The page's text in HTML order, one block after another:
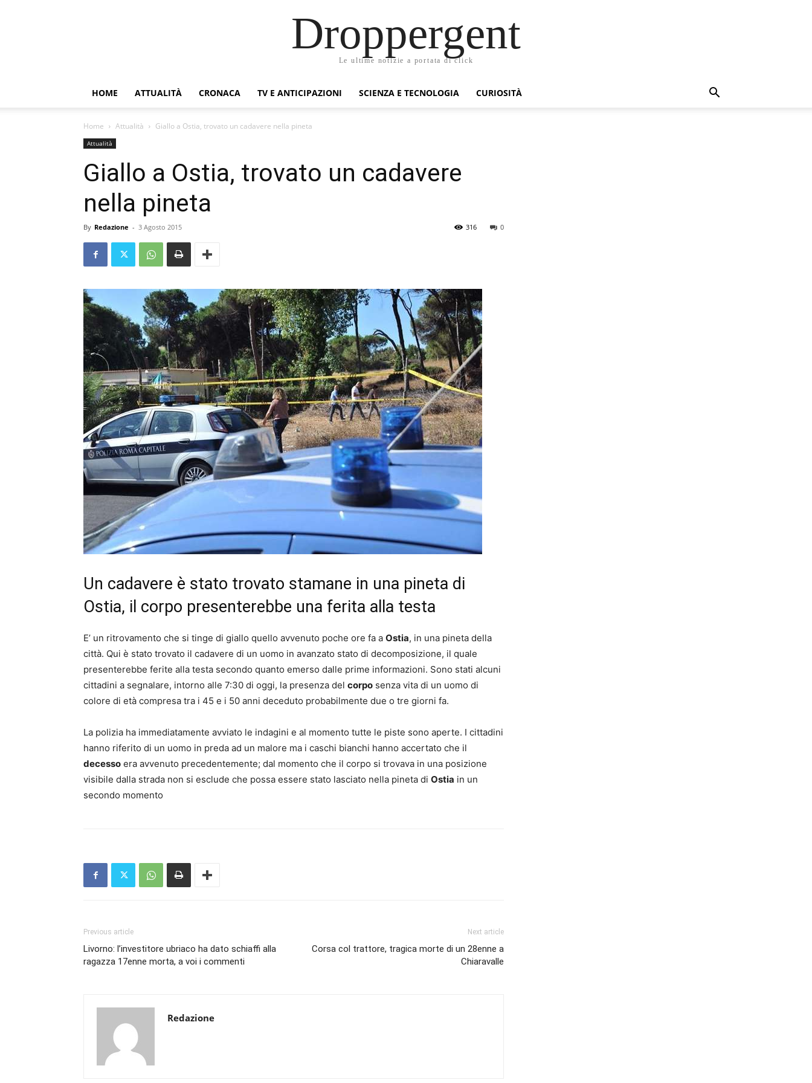
Droppergent
Le ultime notizie a portata di click
HOME ATTUALITÀ CRONACA TV E ANTICIPAZIONI SCIENZA E TECNOLOGIA CURIOSITÀ
Home Attualità Giallo a Ostia, trovato un cadavere nella pineta
Attualità
Giallo a Ostia, trovato un cadavere
nella pineta
By Redazione - 3 Agosto 2015 0
316
Un cadavere è stato trovato stamane in una pineta di
Ostia, il corpo presenterebbe una ferita alla testa
E’ un ritrovamento che si tinge di giallo quello avvenuto poche ore fa a Ostia, in una pineta della
città. Qui è stato trovato il cadavere di un uomo in avanzato stato di decomposizione, il quale
presenterebbe ferite alla testa secondo quanto emerso dalle prime informazioni. Sono stati alcuni
cittadini a segnalare, intorno alle 7:30 di oggi, la presenza del corpo senza vita di un uomo di
colore di età compresa tra i 45 e i 50 anni deceduto probabilmente due o tre giorni fa.
La polizia ha immediatamente avviato le indagini e al momento tutte le piste sono aperte. I cittadini
hanno riferito di un uomo in preda ad un malore ma i caschi bianchi hanno accertato che il
decesso era avvenuto precedentemente; dal momento che il corpo si trovava in una posizione
visibile dalla strada non si esclude che possa essere stato lasciato nella pineta di Ostia in un
secondo momento
Previous article
Livorno: l’investitore ubriaco ha dato schiaffi alla
ragazza 17enne morta, a voi i commenti
Next article
Corsa col trattore, tragica morte di un 28enne a
Chiaravalle
Redazione